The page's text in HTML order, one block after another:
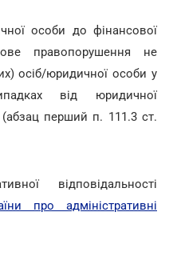
особи до фінансової
правопорушення не
осіб/юридичної особи у
від юридичної
(абзац перший п. 111.3 ст.
відповідальності
про адміністративні